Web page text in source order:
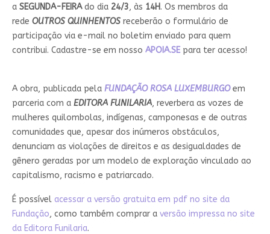
aSEGUNDA-FEIRAdo dia 24/3, às 14H. Os membros da
rede OUTROS QUINHENTOS receberão o formulário de
participação via e-mail no boletim enviado para quem
contribui. Cadastre-se em nosso APOIA.SEpara ter acesso!
A obra, publicada pela FUNDAÇÃO ROSA LUXEMBURGOem
parceria com a EDITORA FUNILARIA, reverbera as vozes de
mulheres quilombolas, indígenas, camponesas e de outras
comunidades que, apesar dos inúmeros obstáculos,
denunciam as violações de direitos e as desigualdades de
gênero geradas por um modelo de exploração vinculado ao
capitalismo, racismo e patriarcado.
É possível acessar a versão gratuita em pdf no site da
Fundação, como também comprar a versão impressa no site
da Editora Funilaria.